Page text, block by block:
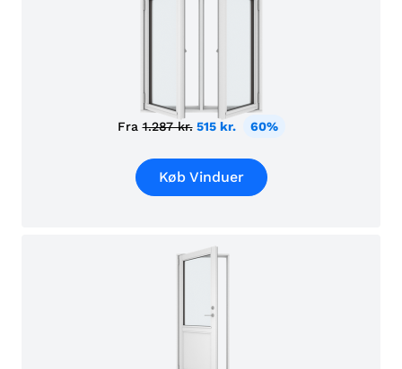
Fra 1.287 kr. 515 kr. 60%
Køb Vinduer